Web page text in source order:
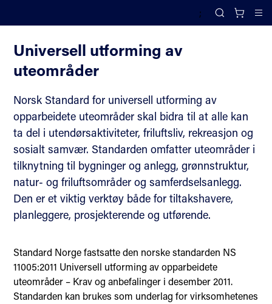
;
Search
Universell utforming av
uteområder
Norsk Standard for universell utforming av
opparbeidete uteområder skal bidra til at alle kan
ta del i utendørsaktiviteter, friluftsliv, rekreasjon og
sosialt samvær. Standarden omfatter uteområder i
tilknytning til bygninger og anlegg, grønnstruktur,
natur- og friluftsområder og samferdselsanlegg.
Den er et viktig verktøy både for tiltakshavere,
planleggere, prosjekterende og utførende.
Standard Norge fastsatte den norske standarden NS
11005:2011 Universell utforming av opparbeidete
uteområder – Krav og anbefalinger i desember 2011.
Standarden kan brukes som underlag for virksomhetenes